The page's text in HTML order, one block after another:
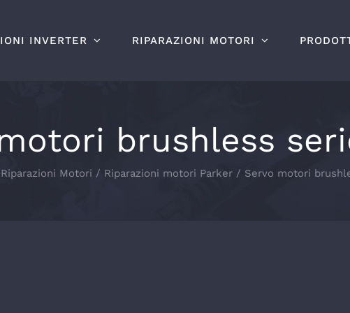
INVERTER RIPARAZIONI MOTORI
brushless
Riparazioni Motori Riparazioni motori Parker Servo motori